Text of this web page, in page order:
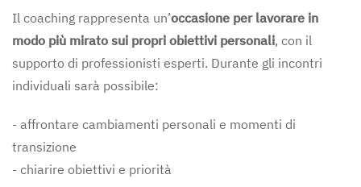
Il coaching rappresenta un’occasione per lavorare in
modo più mirato sui propri obiettivi personali, con il
supporto di professionisti esperti. Durante gli incontri
individuali sarà possibile:
- affrontare cambiamenti personali e momenti di
transizione
- chiarire obiettivi e priorità